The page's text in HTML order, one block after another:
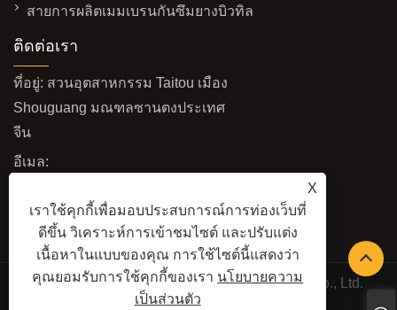
X
เราใช้คุกกี้เพื่อมอบประสบการณ์การท่องเว็บที่
ดีขึ้น วิเคราะห์การเข้าชมไซต์ และปรับแต่ง
เนื้อหาในแบบของคุณ การใช้ไซต์นี้แสดงว่า
คุณยอมรับการใช้คุกกี้ของเรา นโยบายความ
เป็นส่วนตัว
สายการผลิตเมมเบรนกันซึมยางบิวทิล
ติดต่อเรา
ที่อยู่: สวนอุตสาหกรรม Taitou เมือง
Shouguang มณฑลซานตงประเทศ
จีน
อีเมล:
แฟกซ์: +86-18463653536
+86-18463653536
ลิขสิทธิ์ © 2025 Shouguang Haiming Machinery Co., Ltd.